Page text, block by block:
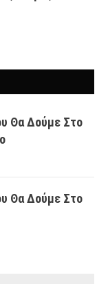
Θα Δούμε Στο
Θα Δούμε Στο